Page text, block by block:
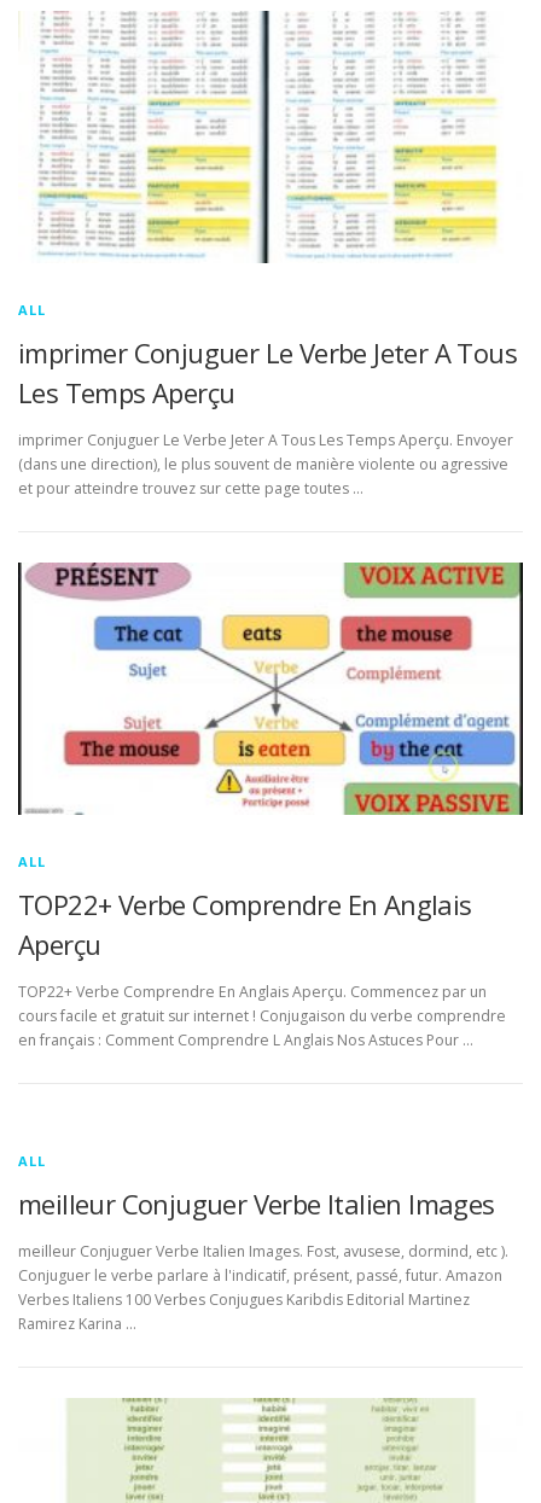
ALL
imprimer Conjuguer Le Verbe Jeter A Tous
Les Temps Aperçu
imprimer Conjuguer Le Verbe Jeter A Tous Les Temps Aperçu. Envoyer
(dans une direction), le plus souvent de manière violente ou agressive
et pour atteindre trouvez sur cette page toutes …
ALL
TOP22+ Verbe Comprendre En Anglais
Aperçu
TOP22+ Verbe Comprendre En Anglais Aperçu. Commencez par un
cours facile et gratuit sur internet ! Conjugaison du verbe comprendre
en français : Comment Comprendre L Anglais Nos Astuces Pour …
ALL
meilleur Conjuguer Verbe Italien Images
meilleur Conjuguer Verbe Italien Images. Fost, avusese, dormind, etc ).
Conjuguer le verbe parlare à l'indicatif, présent, passé, futur. Amazon
Verbes Italiens 100 Verbes Conjugues Karibdis Editorial Martinez
Ramirez Karina …